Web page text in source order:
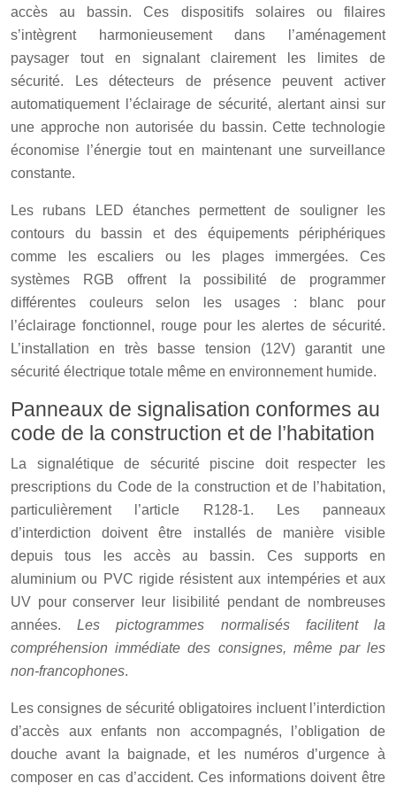
accès au bassin. Ces dispositifs solaires ou filaires
s’intègrent harmonieusement dans l’aménagement
paysager tout en signalant clairement les limites de
sécurité. Les détecteurs de présence peuvent activer
automatiquement l’éclairage de sécurité, alertant ainsi sur
une approche non autorisée du bassin. Cette technologie
économise l’énergie tout en maintenant une surveillance
constante.
Les rubans LED étanches permettent de souligner les
contours du bassin et des équipements périphériques
comme les escaliers ou les plages immergées. Ces
systèmes RGB offrent la possibilité de programmer
différentes couleurs selon les usages : blanc pour
l’éclairage fonctionnel, rouge pour les alertes de sécurité.
L’installation en très basse tension (12V) garantit une
sécurité électrique totale même en environnement humide.
Panneaux de signalisation conformes au
code de la construction et de l’habitation
La signalétique de sécurité piscine doit respecter les
prescriptions du Code de la construction et de l’habitation,
particulièrement l’article R128-1. Les panneaux
d’interdiction doivent être installés de manière visible
depuis tous les accès au bassin. Ces supports en
aluminium ou PVC rigide résistent aux intempéries et aux
UV pour conserver leur lisibilité pendant de nombreuses
années.Les pictogrammes normalisés facilitent la
compréhension immédiate des consignes, même par les
non-francophones.
Les consignes de sécurité obligatoires incluent l’interdiction
d’accès aux enfants non accompagnés, l’obligation de
douche avant la baignade, et les numéros d’urgence à
composer en cas d’accident. Ces informations doivent être